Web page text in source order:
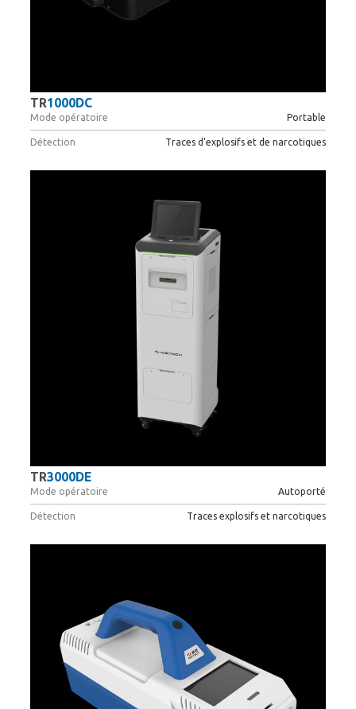
TR1000DC
Mode opératoire Portable
Détection Traces d'explosifs et de narcotiques
TR3000DE
Mode opératoire Autoporté
Détection Traces explosifs et narcotiques